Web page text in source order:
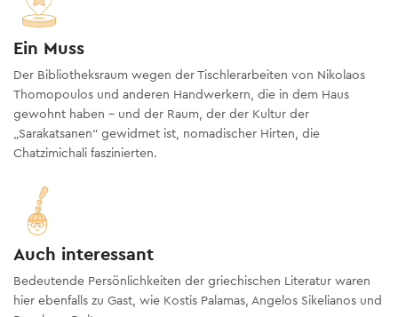
Ein Muss
Der Bibliotheksraum wegen der Tischlerarbeiten von Nikolaos
Thomopoulos und anderen Handwerkern, die in dem Haus
gewohnt haben – und der Raum, der der Kultur der
„Sarakatsanen“ gewidmet ist, nomadischer Hirten, die
Chatzimichali faszinierten.
Auch interessant
Bedeutende Persönlichkeiten der griechischen Literatur waren
hier ebenfalls zu Gast, wie Kostis Palamas, Angelos Sikelianos und